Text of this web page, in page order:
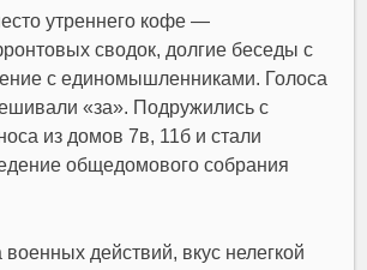
утреннего кофе —
сводок, долгие беседы с
с единомышленниками. Голоса
«за». Подружились с
из домов 7в, 11б и стали
общедомового собрания
действий, вкус нелегкой